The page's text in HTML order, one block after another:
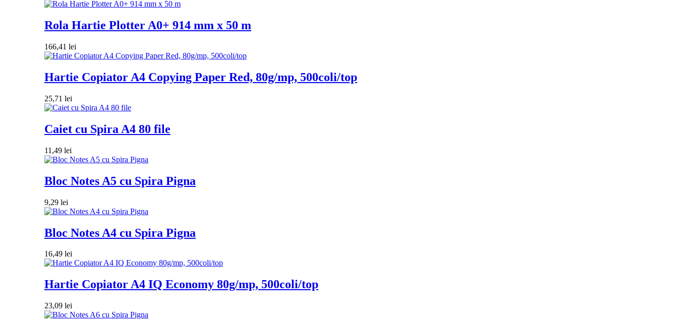
Rola Hartie Plotter A0+ 914 mm x 50 m
166,41 lei
Hartie Copiator A4 Copying Paper Red, 80g/mp, 500coli/top
25,71 lei
Caiet cu Spira A4 80 file
11,49 lei
Bloc Notes A5 cu Spira Pigna
9,29 lei
Bloc Notes A4 cu Spira Pigna
16,49 lei
Hartie Copiator A4 IQ Economy 80g/mp, 500coli/top
23,09 lei